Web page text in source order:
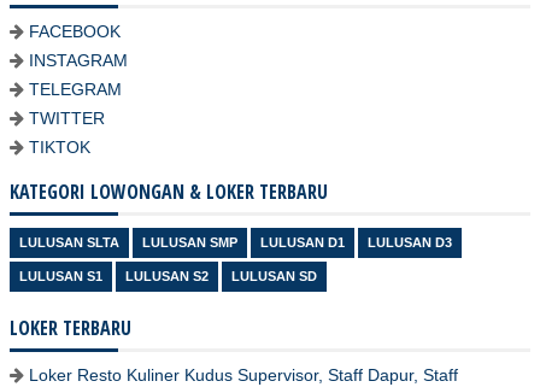
FACEBOOK
INSTAGRAM
TELEGRAM
TWITTER
TIKTOK
KATEGORI LOWONGAN & LOKER TERBARU
LULUSAN SLTA LULUSAN SMP LULUSAN D1 LULUSAN D3
LULUSAN S1 LULUSAN S2 LULUSAN SD
LOKER TERBARU
Loker Resto Kuliner Kudus Supervisor, Staff Dapur, Staff